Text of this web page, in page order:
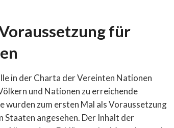
für
in der Charta der Vereinten Nationen
und Nationen zu erreichende
wurden zum ersten Mal als Voraussetzung
Staaten angesehen. Der Inhalt der